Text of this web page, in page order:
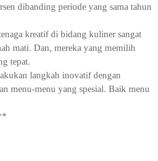
dibanding periode yang sama tahun
kreatif di bidang kuliner sangat
mati. Dan, mereka yang memilih
tepat.
langkah inovatif dengan
menu-menu yang spesial. Baik menu